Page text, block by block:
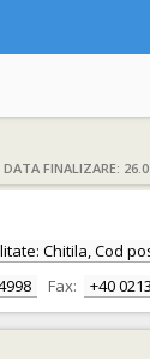
DATA FINALIZARE:
Chitila, Cod
Fax: +40